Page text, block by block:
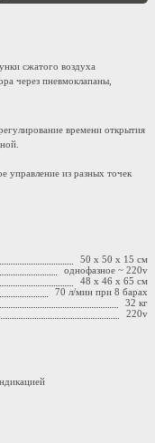
сжатого воздуха
через пневмоклапаны,
времени открытия
управление из разных точек
50 х 50 х 15 см
однофазное ~ 220v
48 х 46 х 65 см
70 л/мин при 8 барах
32 кг
220v